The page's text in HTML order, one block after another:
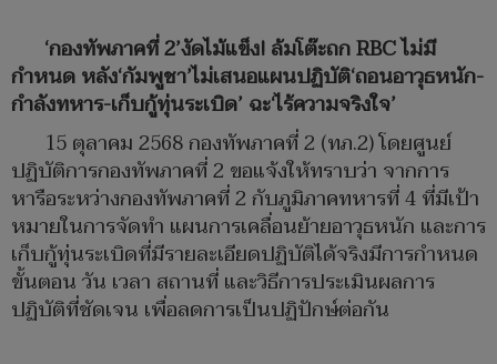
‘กองทัพภาคที่ 2’งัดไม้แข็ง! ล้มโต๊ะถก RBC ไม่มี
กำหนด หลัง‘กัมพูชา’ไม่เสนอแผนปฏิบัติ‘ถอนอาวุธหนัก-
กำลังทหาร-เก็บกู้ทุ่นระเบิด’ ฉะ‘ไร้ความจริงใจ’
15 ตุลาคม 2568 กองทัพภาคที่ 2 (ทภ.2) โดยศูนย์
ปฏิบัติการกองทัพภาคที่ 2 ขอแจ้งให้ทราบว่า จากการ
หารือระหว่างกองทัพภาคที่ 2 กับภูมิภาคทหารที่ 4 ที่มีเป้า
หมายในการจัดทำ แผนการเคลื่อนย้ายอาวุธหนัก และการ
เก็บกู้ทุ่นระเบิดที่มีรายละเอียดปฏิบัติได้จริงมีการกำหนด
ขั้นตอน วัน เวลา สถานที่ และวิธีการประเมินผลการ
ปฏิบัติที่ชัดเจน เพื่อลดการเป็นปฏิปักษ์ต่อกัน